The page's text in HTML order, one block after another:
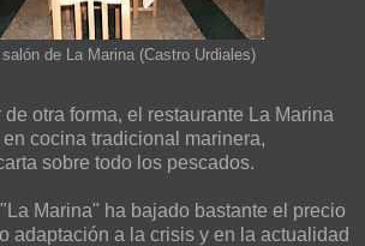
de La Marina (Castro Urdiales)
otra forma, el restaurante La Marina
cocina tradicional marinera,
sobre todo los pescados.
Marina" ha bajado bastante el precio
adaptación a la crisis y en la actualidad